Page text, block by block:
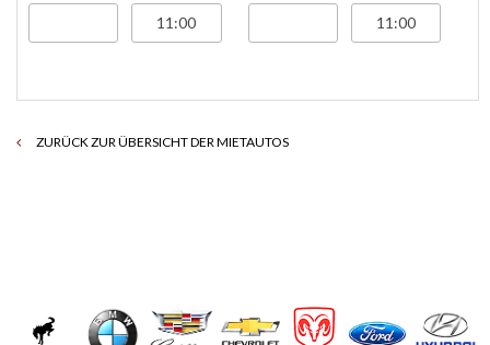
ZURÜCK ZUR ÜBERSICHT DER MIETAUTOS